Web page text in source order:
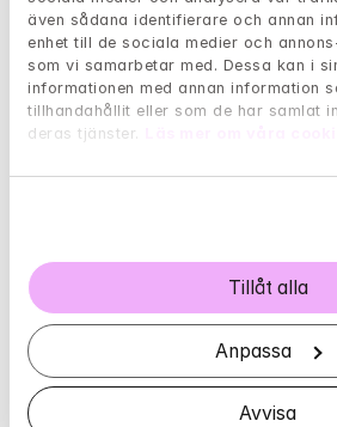
även sådana identifierare och annan
enhet till de sociala medier och
som vi samarbetar med. Dessa kan i
informationen med annan information
tillhandahållit eller som de har samlat
deras tjänster.
Tillåt alla
Anpassa
Avvisa
Borde jag söka
psykolog?
Har livet varit tungt och
du få en fingervisning om det
Gå till självtest